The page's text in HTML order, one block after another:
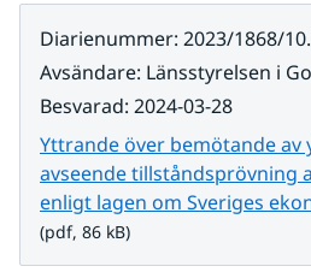
Diarienummer: 2023/1868/
Avsändare: Länsstyrelsen i
Besvarad: 2024-03-28
Yttrande över bemötande av
avseende tillståndsprövning
enligt lagen om Sveriges
(pdf, 86 kB)